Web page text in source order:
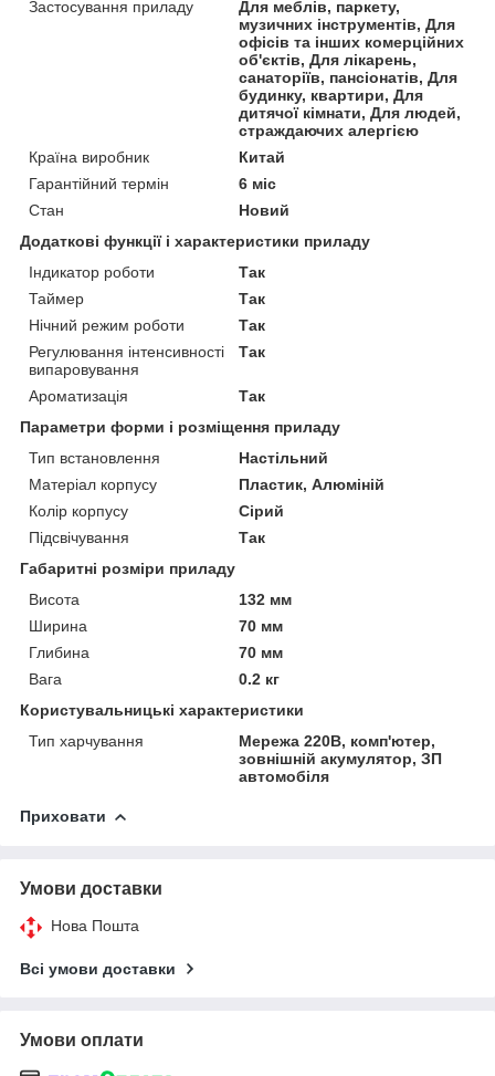
Застосування приладу
Для меблів, паркету,
музичних інструментів, Для
офісів та інших комерційних
об'єктів, Для лікарень,
санаторіїв, пансіонатів, Для
будинку, квартири, Для
дитячої кімнати, Для людей,
страждаючих алергією
Країна виробник
Китай
Гарантійний термін
6 міс
Стан
Новий
Додаткові функції і характеристики приладу
Індикатор роботи
Так
Таймер
Так
Нічний режим роботи
Так
Регулювання інтенсивності
випаровування
Так
Ароматизація
Так
Параметри форми і розміщення приладу
Тип встановлення
Настільний
Матеріал корпусу
Пластик, Алюміній
Колір корпусу
Сірий
Підсвічування
Так
Габаритні розміри приладу
Висота
132 мм
Ширина
70 мм
Глибина
70 мм
Вага
0.2 кг
Користувальницькі характеристики
Тип харчування
Мережа 220В, комп'ютер,
зовнішній акумулятор, ЗП
автомобіля
Приховати
Умови доставки
Нова Пошта
Всі умови доставки
Умови оплати